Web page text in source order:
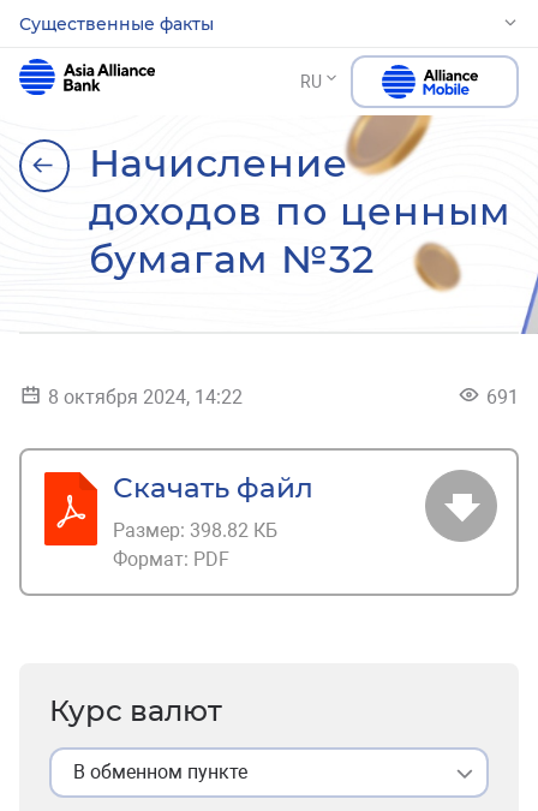
Существенные факты
RU
Начисление
доходов по ценным
бумагам №32
8 октября 2024, 14:22 691
Скачать файл
Размер: 398.82 КБ
Формат: PDF
Курс валют
В обменном пункте